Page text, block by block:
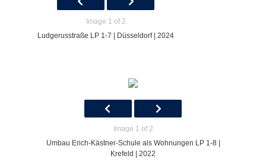
Image 1 of 2
Ludgerusstraße LP 1-7 | Düsseldorf | 2024
Image 1 of 2
Umbau Erich-Kästner-Schule als Wohnungen LP 1-8 |
Krefeld | 2022